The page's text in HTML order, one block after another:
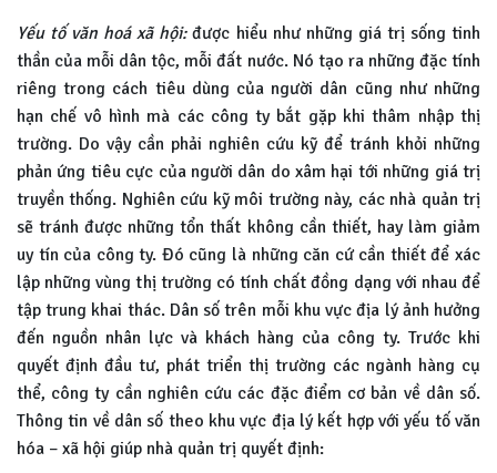
Yếu tố văn hoá xã hội:được hiểu như những giá trị sống tinh
thần của mỗi dân tộc, mỗi đất nước. Nó tạo ra những đặc tính
riêng trong cách tiêu dùng của người dân cũng như những
hạn chế vô hình mà các công ty bắt gặp khi thâm nhập thị
trường. Do vậy cần phải nghiên cứu kỹ để tránh khỏi những
phản ứng tiêu cực của người dân do xâm hại tới những giá trị
truyền thống. Nghiên cứu kỹ môi trường này, các nhà quản trị
sẽ tránh được những tổn thất không cần thiết, hay làm giảm
uy tín của công ty. Đó cũng là những căn cứ cần thiết để xác
lập những vùng thị trường có tính chất đồng dạng với nhau để
tập trung khai thác. Dân số trên mỗi khu vực địa lý ảnh hưởng
đến nguồn nhân lực và khách hàng của công ty. Trước khi
quyết định đầu tư, phát triển thị trường các ngành hàng cụ
thể, công ty cần nghiên cứu các đặc điểm cơ bản về dân số.
Thông tin về dân số theo khu vực địa lý kết hợp với yếu tố văn
hóa – xã hội giúp nhà quản trị quyết định: